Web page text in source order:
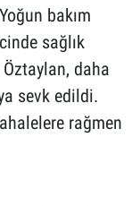
bakım
sağlık
daha
sevk edildi.
rağmen